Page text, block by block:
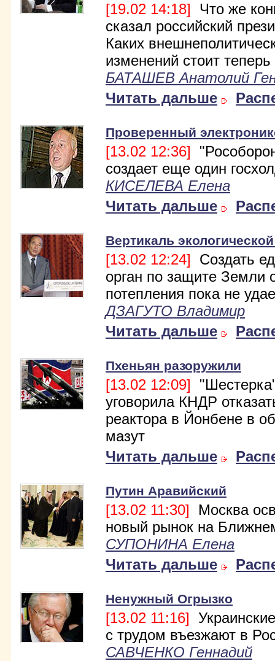
[19.02 14:18] Что же
сказал российский
Каких
изменений стоит
БАТАШЕВ Анатолий
Читать дальше
Проверенный
[13.02 12:36]
создает еще один
КИСЕЛЕВА Елена
Читать дальше
Вертикаль
[13.02 12:24] Создать
орган по защите Земли
потепления пока не
ДЗАГУТО Владимир
Читать дальше
Пхеньян разоружили
[13.02 12:09]
уговорила КНДР
реактора в Йонбене в
мазут
Читать дальше
Путин Аравийский
[13.02 11:30] Москва
новый рынок на
СУПОНИНА Елена
Читать дальше
Ненужный Огрызко
[13.02 11:16]
с трудом въезжают в
САВЧЕНКО Геннадий